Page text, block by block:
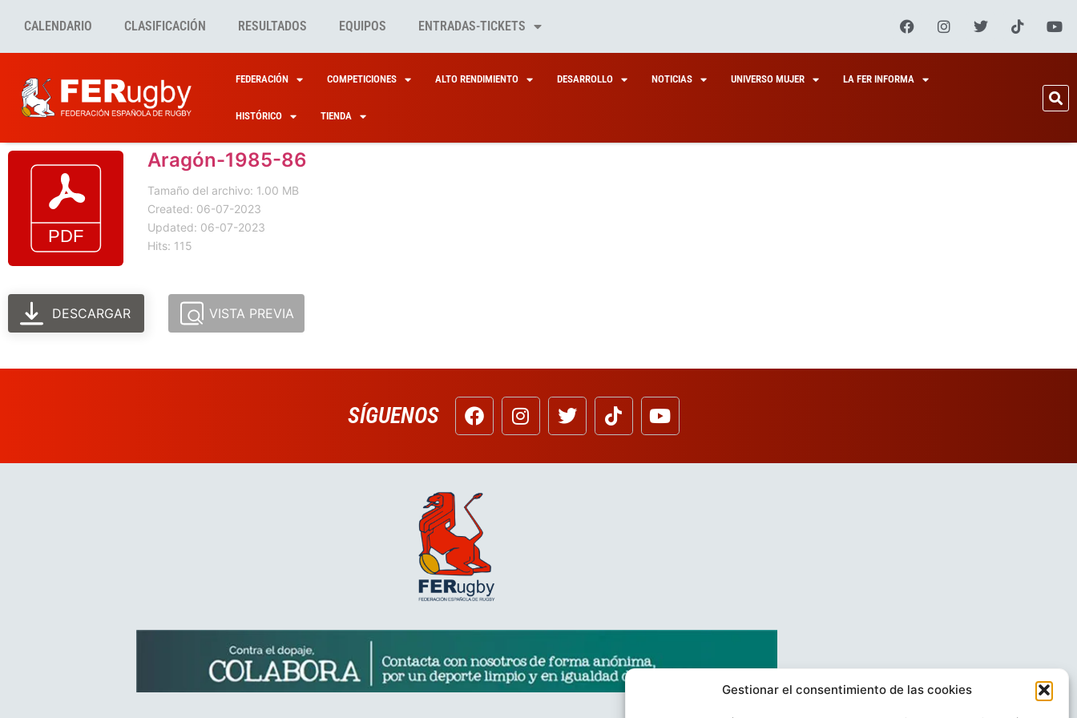
Gestionar el consentimiento de las cookies
CALENDARIO CLASIFICACIÓN RESULTADOS EQUIPOS ENTRADAS-TICKETS
FEDERACIÓN COMPETICIONES ALTO RENDIMIENTO DESARROLLO NOTICIAS UNIVERSO MUJER LA FER INFORMA
HISTÓRICO TIENDA
Aragón-1985-86
Tamaño del archivo: 1.00 MB
Created: 06-07-2023
Updated: 06-07-2023
Hits: 115
DESCARGAR VISTA PREVIA
SÍGUENOS